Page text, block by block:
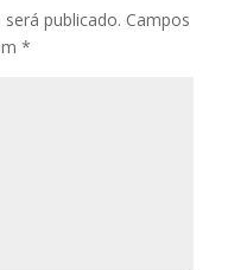
publicado. Campos
*